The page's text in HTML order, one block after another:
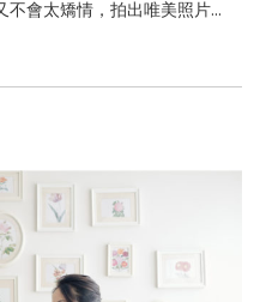
會太矯情，拍出唯美照片...